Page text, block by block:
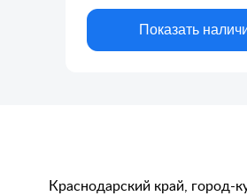
Краснодарский край, город-